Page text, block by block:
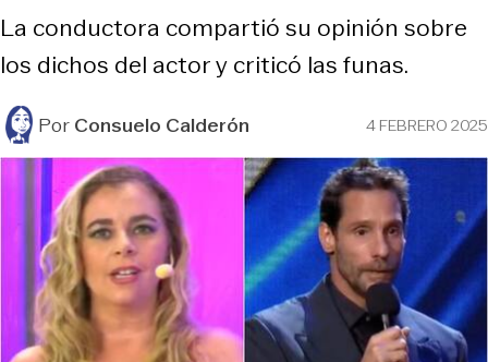
La conductora compartió su opinión sobre
los dichos del actor y criticó las funas.
PorConsuelo Calderón 4 FEBRERO 2025